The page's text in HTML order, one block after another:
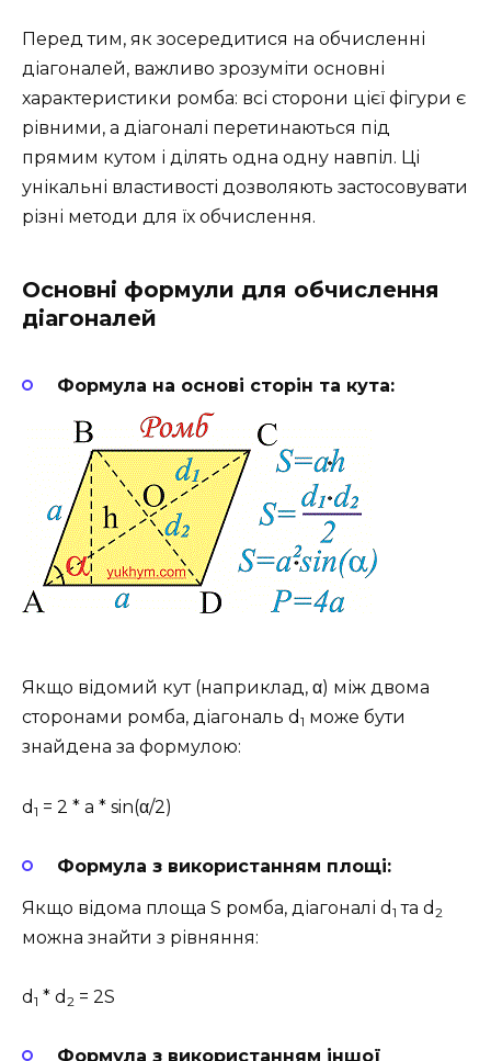
Перед тим, як зосередитися на обчисленні
діагоналей, важливо зрозуміти основні
характеристики ромба: всі сторони цієї фігури є
рівними, а діагоналі перетинаються під
прямим кутом і ділять одна одну навпіл. Ці
унікальні властивості дозволяють застосовувати
різні методи для їх обчислення.
Основні формули для обчислення
діагоналей
Формула на основі сторін та кута:
Якщо відомий кут (наприклад, α) між двома
сторонами ромба, діагональ d 1 може бути
знайдена за формулою:
d 1 = 2 * a * sin(α/2)
Формула з використанням площі:
Якщо відома площа S ромба, діагоналі d 1 та d 2
можна знайти з рівняння:
d 1 * d 2 = 2S
Формула з використанням іншої